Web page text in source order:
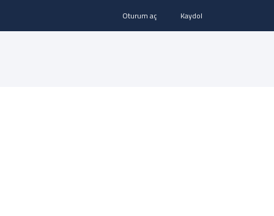
Oturum aç Kaydol